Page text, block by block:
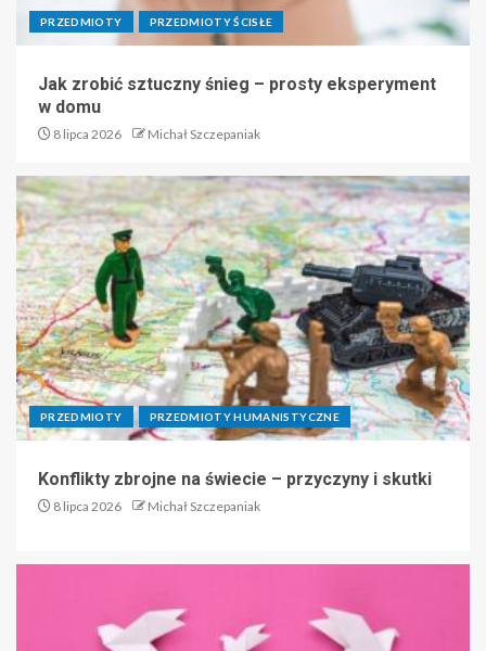
PRZEDMIOTY PRZEDMIOTY ŚCISŁE
Jak zrobić sztuczny śnieg – prosty eksperyment
w domu
8 lipca 2026 Michał Szczepaniak
PRZEDMIOTY PRZEDMIOTY HUMANISTYCZNE
Konflikty zbrojne na świecie – przyczyny i skutki
8 lipca 2026 Michał Szczepaniak